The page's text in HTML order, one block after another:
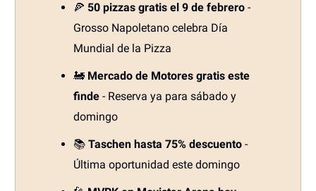
🍕 50 pizzas gratis el 9 de febrero -
Grosso Napoletano celebra Día
Mundial de la Pizza
🚂 Mercado de Motores gratis este
finde - Reserva ya para sábado y
domingo
📚 Taschen hasta 75% descuento -
Última oportunidad este domingo